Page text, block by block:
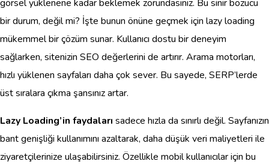
görsel yüklenene kadar beklemek zorundasınız. Bu sinir bozucu
bir durum, değil mi? İşte bunun önüne geçmek için lazy loading
mükemmel bir çözüm sunar. Kullanıcı dostu bir deneyim
sağlarken, sitenizin SEO değerlerini de artırır. Arama motorları,
hızlı yüklenen sayfaları daha çok sever. Bu sayede, SERP’lerde
üst sıralara çıkma şansınız artar.
Lazy Loading’in faydaları sadece hızla da sınırlı değil. Sayfanızın
bant genişliği kullanımını azaltarak, daha düşük veri maliyetleri ile
ziyaretçilerinize ulaşabilirsiniz. Özellikle mobil kullanıcılar için bu